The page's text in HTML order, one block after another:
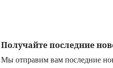
Получайте последние
Мы отправим вам последние